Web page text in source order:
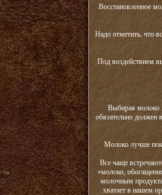
Восстановленное
Надо отметить, что
Под воздействием
Выбирая молоко
обязательно должен
Молоко лучше
Все чаще
«молоко,
молочным
хватает в нашем